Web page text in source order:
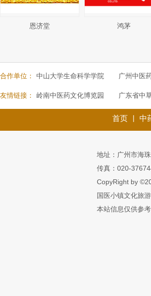
恩济堂 鸿茅
合作单位： 中山大学生命科学学院 广州中医
友情链接： 岭南中医药文化博览园 广东省中
首页 | 中
地址：广州市海
传真：020-
CopyRight by
国医小镇文化旅
本站信息仅供参考